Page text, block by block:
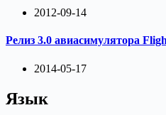
2012-09-14
Релиз 3.0 авиасимулятора
2014-05-17
Язык